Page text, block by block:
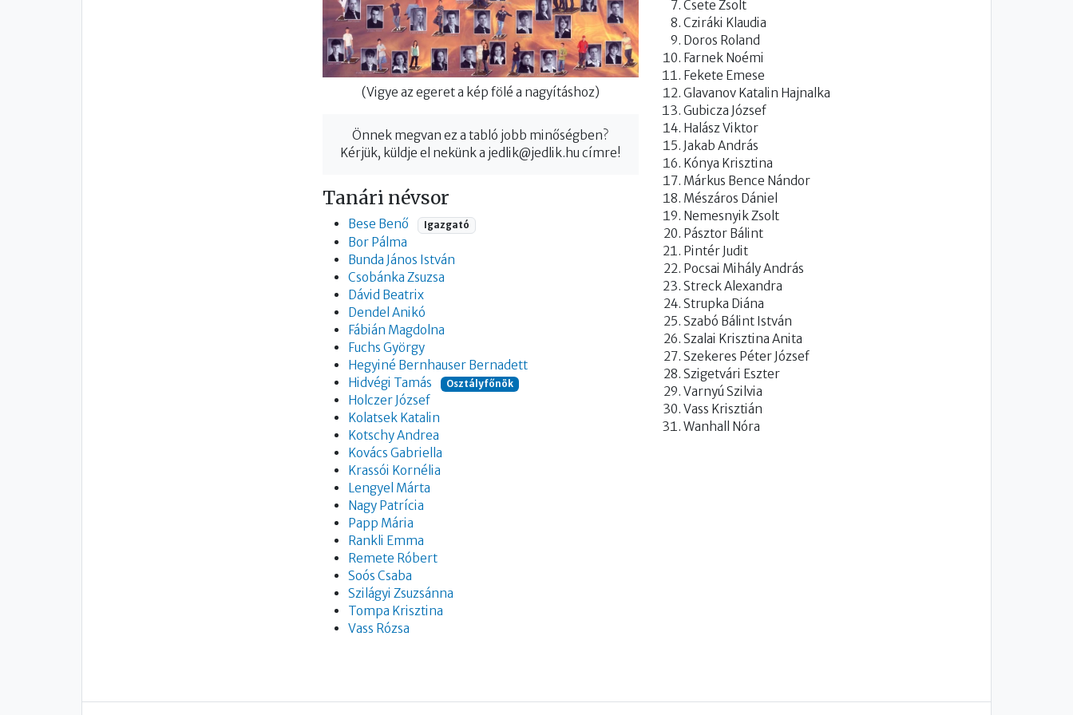
(Vigye az egeret a kép fölé a nagyításhoz)
Önnek megvan ez a tabló jobb minőségben?
Kérjük, küldje el nekünk a jedlik@jedlik.hu címre!
Tanári névsor
Bese Benő Igazgató
Bor Pálma
Bunda János István
Csobánka Zsuzsa
Dávid Beatrix
Dendel Anikó
Fábián Magdolna
Fuchs György
Hegyiné Bernhauser Bernadett
Hidvégi Tamás
Osztályfőnök
Holczer József
Kolatsek Katalin
Kotschy Andrea
Kovács Gabriella
Krassói Kornélia
Lengyel Márta
Nagy Patrícia
Papp Mária
Rankli Emma
Remete Róbert
Soós Csaba
Szilágyi Zsuzsánna
Tompa Krisztina
Vass Rózsa
Csete Zsolt
Cziráki Klaudia
Doros Roland
Farnek Noémi
Fekete Emese
Glavanov Katalin Hajnalka
Gubicza József
Halász Viktor
Jakab András
Kónya Krisztina
Márkus Bence Nándor
Mészáros Dániel
Nemesnyik Zsolt
Pásztor Bálint
Pintér Judit
Pocsai Mihály András
Streck Alexandra
Strupka Diána
Szabó Bálint István
Szalai Krisztina Anita
Szekeres Péter József
Szigetvári Eszter
Varnyú Szilvia
Vass Krisztián
Wanhall Nóra